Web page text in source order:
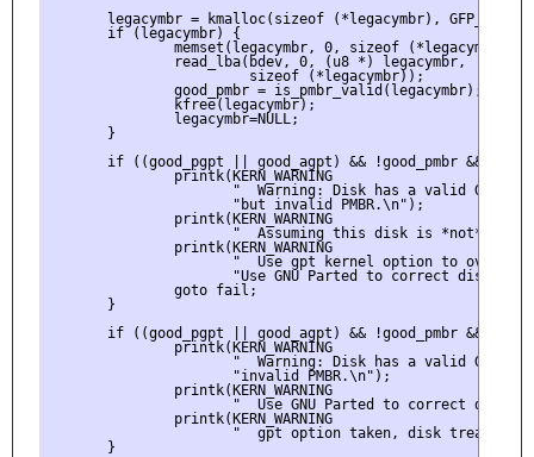
legacymbr = kmalloc(sizeof (*legacymbr),
       if (legacymbr) {
               memset(legacymbr, 0, sizeof (*legacymbr));
               read_lba(bdev, 0, (u8 *) legacymbr,
                        sizeof (*legacymbr));
               good_pmbr = is_pmbr_valid(legacymbr);
               kfree(legacymbr);
               legacymbr=NULL;
       }
if ((good_pgpt || good_agpt) && !good_pmbr &&
               printk(KERN_WARNING
"  Warning: Disk has a valid GPT
                      "but invalid PMBR.\n");
               printk(KERN_WARNING
"  Assuming this disk is *not* a
               printk(KERN_WARNING
"  Use gpt kernel option to
"Use GNU Parted to correct
               goto fail;
       }
if ((good_pgpt || good_agpt) && !good_pmbr &&
               printk(KERN_WARNING
"  Warning: Disk has a valid GPT
                      "invalid PMBR.\n");
               printk(KERN_WARNING
"  Use GNU Parted to correct
               printk(KERN_WARNING
"  gpt option taken, disk treated
       }